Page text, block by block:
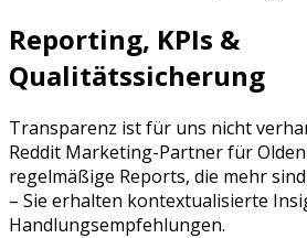
Reporting, KPIs &
Qualitätssicherung
Transparenz ist für uns nicht
Reddit Marketing-Partner für
regelmäßige Reports, die mehr
– Sie erhalten kontextualisierte
Handlungsempfehlungen.